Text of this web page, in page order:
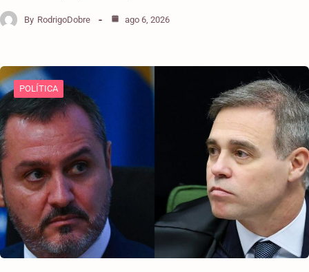
By RodrigoDobre ago 6, 2026
POLÍTICA